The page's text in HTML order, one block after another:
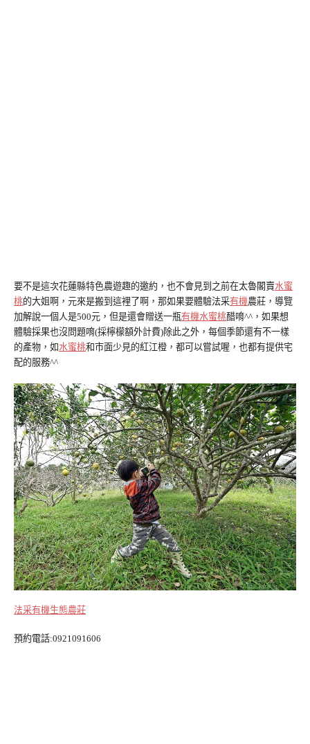
要不是這次花蓮縣特色農遊趣的邀約，也不會見到之前在太魯閣賣水蜜
桃的大姐啊，元來是搬到這裡了啊，那如果要體驗法采有機農莊，導覽
加解說一個人是500元，但是還會贈送一瓶有機水蜜桃醋唷^^，如果想
體驗採果也沒問題唷(採檸檬額外計費)除此之外，每個季節還有不一樣
的產物，如水蜜桃和市面少見的紅江橙，都可以嘗試喔，也都有提供宅
配的服務^^
法采有機生態農莊
預約電話:0921091606